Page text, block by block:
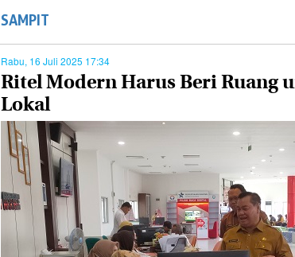
SAMPIT
Rabu, 16 Juli 2025 17:34
Ritel Modern Harus Beri Ruang
Lokal